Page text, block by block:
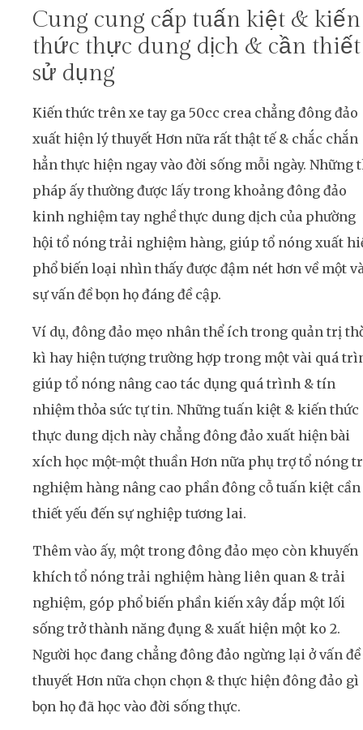
Cung cung cấp tuấn kiệt & kiến
thức thực dung dịch & cần thiết
sử dụng
Kiến thức trên xe tay ga 50cc crea chẳng đông đảo
xuất hiện lý thuyết Hơn nữa rất thật tế & chắc chắn
hẳn thực hiện ngay vào đời sống mỗi ngày. Những
pháp ấy thường được lấy trong khoảng đông đảo
kinh nghiệm tay nghề thực dung dịch của phường
hội tổ nóng trải nghiệm hàng, giúp tổ nóng xuất
phổ biến loại nhìn thấy được đậm nét hơn về một
sự vấn đề bọn họ đáng đề cập.
Ví dụ, đông đảo mẹo nhân thể ích trong quản trị
kì hay hiện tượng trường hợp trong một vài quá
giúp tổ nóng nâng cao tác dụng quá trình & tín
nhiệm thỏa sức tự tin. Những tuấn kiệt & kiến thức
thực dung dịch này chẳng đông đảo xuất hiện bài
xích học một-một thuần Hơn nữa phụ trợ tổ nóng
nghiệm hàng nâng cao phần đông cỗ tuấn kiệt cần
thiết yếu đến sự nghiệp tương lai.
Thêm vào ấy, một trong đông đảo mẹo còn khuyến
khích tổ nóng trải nghiệm hàng liên quan & trải
nghiệm, góp phổ biến phần kiến xây đắp một lối
sống trở thành năng đụng & xuất hiện một ko 2.
Người học đang chẳng đông đảo ngừng lại ở vấn
thuyết Hơn nữa chọn chọn & thực hiện đông đảo gì
bọn họ đã học vào đời sống thực.